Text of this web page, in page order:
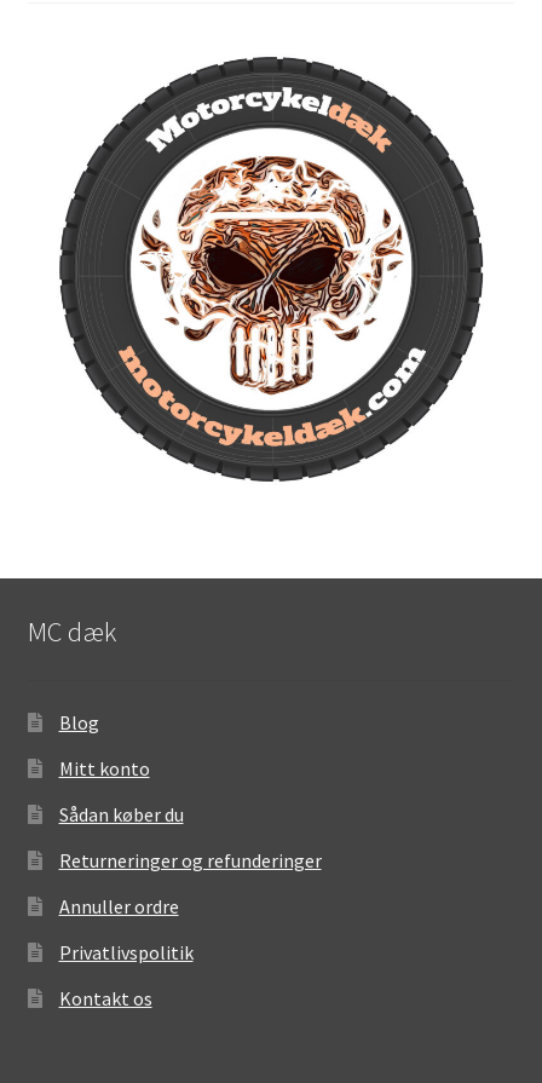
MC dæk
Blog
Mitt konto
Sådan køber du
Returneringer og refunderinger
Annuller ordre
Privatlivspolitik
Kontakt os